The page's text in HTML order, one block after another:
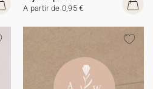
A partir de 0,95 €